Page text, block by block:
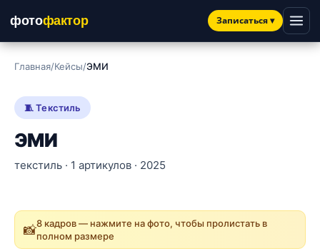
фотофактор Записаться▾
Главная/Кейсы/ЭМИ
🧵 Текстиль
ЭМИ
текстиль · 1 артикулов · 2025
📸8 кадров — нажмите на фото, чтобы пролистать в
полном размере